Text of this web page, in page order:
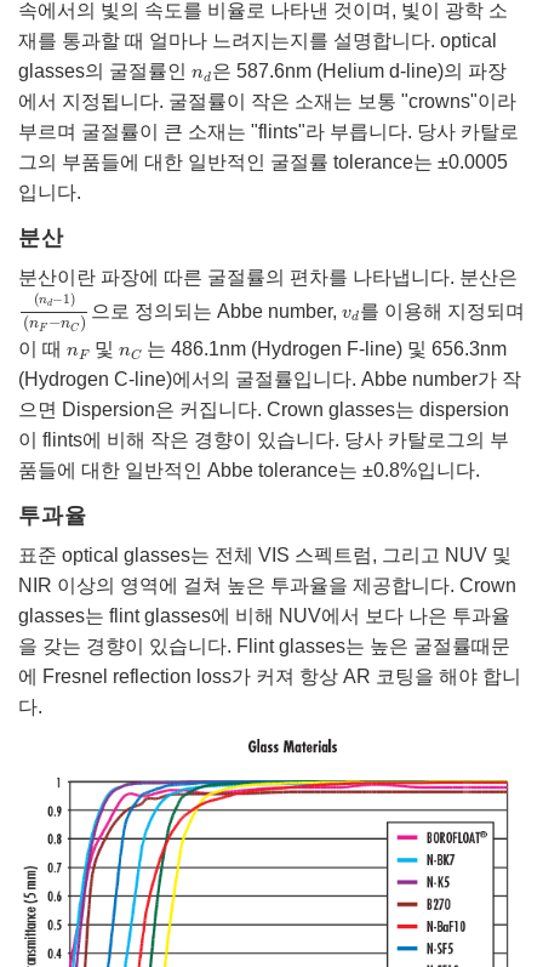
속에서의 빛의 속도를 비율로 나타낸 것이며, 빛이 광학 소
재를 통과할 때 얼마나 느려지는지를 설명합니다. optical
glasses의 굴절률인 nd
nd은 587.6nm (Helium d-line)의 파장
에서 지정됩니다. 굴절률이 작은 소재는 보통 "crowns"이라
부르며 굴절률이 큰 소재는 "flints"라 부릅니다. 당사 카탈로
그의 부품들에 대한 일반적인 굴절률 tolerance는 ±0.0005
입니다.
분산
분산이란 파장에 따른 굴절률의 편차를 나타냅니다. 분산은
(nd−1)
(nF −nC)
(nd−1)( F −n C
으로 정의되는 Abbe number, vd
vd를 이용해 지정되며
이 때 nF
nF 및 nC
nC는 486.1nm (Hydrogen F-line) 및 656.3nm
(Hydrogen C-line)에서의 굴절률입니다. Abbe number가 작
으면 Dispersion은 커집니다. Crown glasses는 dispersion
이 flints에 비해 작은 경향이 있습니다. 당사 카탈로그의 부
품들에 대한 일반적인 Abbe tolerance는 ±0.8%입니다.
투과율
표준 optical glasses는 전체 VIS 스펙트럼, 그리고 NUV 및
NIR 이상의 영역에 걸쳐 높은 투과율을 제공합니다. Crown
glasses는 flint glasses에 비해 NUV에서 보다 나은 투과율
을 갖는 경향이 있습니다. Flint glasses는 높은 굴절률때문
에 Fresnel reflection loss가 커져 항상 AR 코팅을 해야 합니
다.